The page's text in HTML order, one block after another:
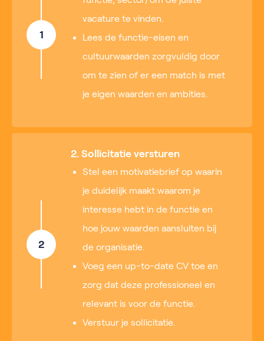
1
vacature te vinden.
Lees de functie-eisen en
cultuurwaarden zorgvuldig door
om te zien of er een match is met
je eigen waarden en ambities.
2
2. Sollicitatie versturen
Stel een motivatiebrief op waarin
je duidelijk maakt waarom je
interesse hebt in de functie en
hoe jouw waarden aansluiten bij
de organisatie.
Voeg een up-to-date CV toe en
zorg dat deze professioneel en
relevant is voor de functie.
Verstuur je sollicitatie.